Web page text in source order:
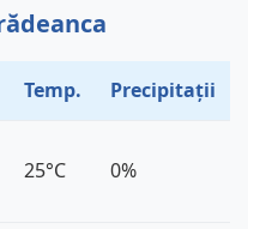
Temp. Precipitații
25°C 0%